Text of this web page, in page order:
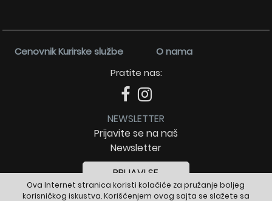
Ova Internet stranica koristi kolačiće za pružanje boljeg
korisničkog iskustva. Korišćenjem ovog sajta se slažete sa
Cenovnik Kurirske službe
O nama
Pratite nas:
NEWSLETTER
Prijavite se na naš
Newsletter
PRIJAVI SE